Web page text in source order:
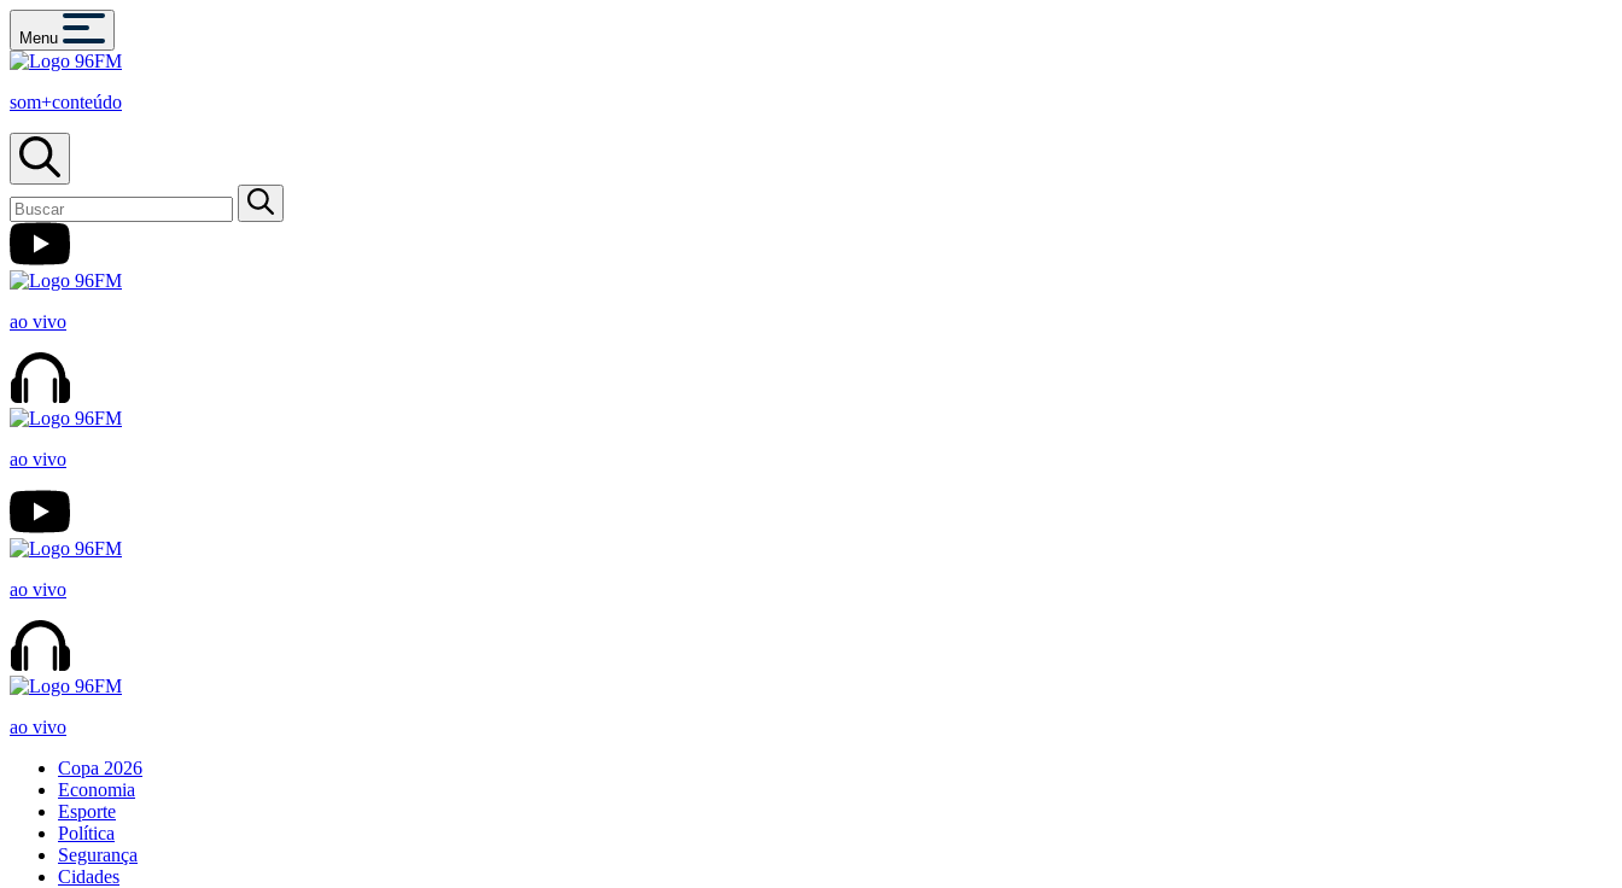
Menu
som+conteúdo
ao vivo
ao vivo
ao vivo
ao vivo
Copa 2026
Economia
Esporte
Política
Segurança
Cidades